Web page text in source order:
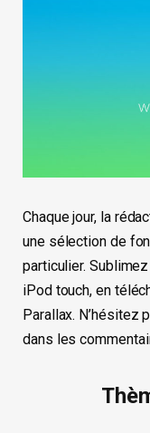
Chaque jour, la
une sélection de
particulier.
iPod touch, en
Parallax. N’hésitez
dans les